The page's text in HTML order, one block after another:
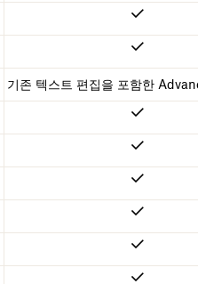
기존 텍스트 편집을 포함한